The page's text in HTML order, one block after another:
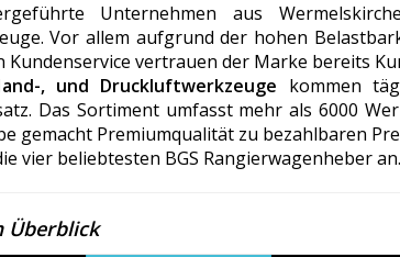
Unternehmen aus
Vor allem aufgrund der hohen
vertrauen der Marke bereits
, und Druckluftwerkzeuge kommen
Das Sortiment umfasst mehr als 6000
gemacht Premiumqualität zu bezahlbaren
vier beliebtesten BGS Rangierwagenheber an.
Überblick